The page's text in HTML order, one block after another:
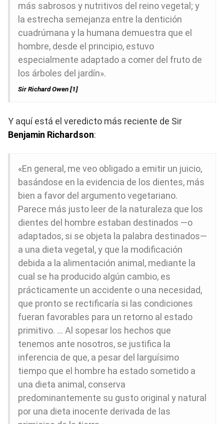
más sabrosos y nutritivos del reino vegetal; y
la estrecha semejanza entre la dentición
cuadrúmana y la humana demuestra que el
hombre, desde el principio, estuvo
especialmente adaptado a comer del fruto de
los árboles del jardín».
Sir Richard Owen [1]
Y aquí está el veredicto más reciente de Sir
Benjamin Richardson:
«En general, me veo obligado a emitir un juicio,
basándose en la evidencia de los dientes, más
bien a favor del argumento vegetariano.
Parece más justo leer de la naturaleza que los
dientes del hombre estaban destinados —o
adaptados, si se objeta la palabra destinados—
a una dieta vegetal, y que la modificación
debida a la alimentación animal, mediante la
cual se ha producido algún cambio, es
prácticamente un accidente o una necesidad,
que pronto se rectificaría si las condiciones
fueran favorables para un retorno al estado
primitivo. … Al sopesar los hechos que
tenemos ante nosotros, se justifica la
inferencia de que, a pesar del larguísimo
tiempo que el hombre ha estado sometido a
una dieta animal, conserva
predominantemente su gusto original y natural
por una dieta inocente derivada de las